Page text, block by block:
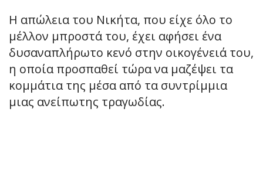
Η απώλεια του Νικήτα, που είχε όλο το
μέλλον μπροστά του, έχει αφήσει ένα
δυσαναπλήρωτο κενό στην οικογένειά του,
η οποία προσπαθεί τώρα να μαζέψει τα
κομμάτια της μέσα από τα συντρίμμια
μιας ανείπωτης τραγωδίας.